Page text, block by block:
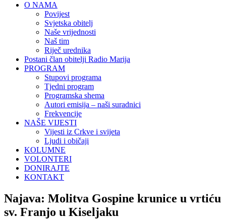
O NAMA
Povijest
Svjetska obitelj
Naše vrijednosti
Naš tim
Riječ urednika
Postani član obitelji Radio Marija
PROGRAM
Stupovi programa
Tjedni program
Programska shema
Autori emisija – naši suradnici
Frekvencije
NAŠE VIJESTI
Vijesti iz Crkve i svijeta
Ljudi i običaji
KOLUMNE
VOLONTERI
DONIRAJTE
KONTAKT
Najava: Molitva Gospine krunice u vrtiću
sv. Franjo u Kiseljaku